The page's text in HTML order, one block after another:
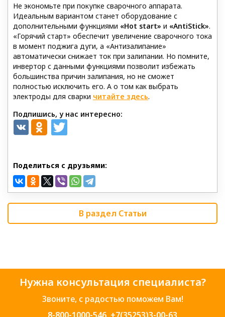
Не экономьте при покупке сварочного аппарата.
Идеальным вариантом станет оборудование с
дополнительными функциями «Hot start» и «AntiStick».
«Горячий старт» обеспечит увеличение сварочного тока
в момент поджига дуги, а «Антизалипание»
автоматически снижает ток при залипании. Но помните,
инвертор с данными функциями позволит избежать
большинства причин залипания, но не сможет
полностью исключить его. А о том как выбрать
электроды для сварки читайте здесь.
Подпишись, у нас интересно:
Поделиться с друзьями:
В раздел Статьи
Нужна консультация специалиста?
Звоните, с радостью поможем Вам!